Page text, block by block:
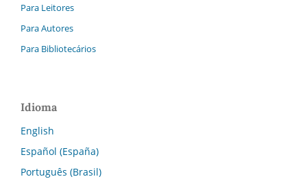
Para Leitores
Para Autores
Para Bibliotecários
Idioma
English
Español (España)
Português (Brasil)